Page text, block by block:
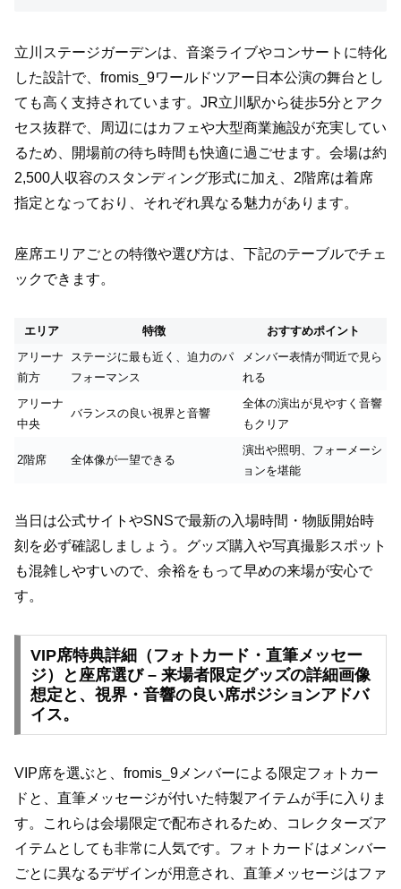
立川ステージガーデンは、音楽ライブやコンサートに特化
した設計で、fromis_9ワールドツアー日本公演の舞台とし
ても高く支持されています。JR立川駅から徒歩5分とアク
セス抜群で、周辺にはカフェや大型商業施設が充実してい
るため、開場前の待ち時間も快適に過ごせます。会場は約
2,500人収容のスタンディング形式に加え、2階席は着席
指定となっており、それぞれ異なる魅力があります。
座席エリアごとの特徴や選び方は、下記のテーブルでチェ
ックできます。
エリア 特徴
おすすめポイント
アリーナ
前方
ステージに最も近く、迫力のパ
フォーマンス
メンバー表情が間近で見ら
れる
アリーナ
中央
バランスの良い視界と音響
全体の演出が見やすく音響
もクリア
2階席 全体像が一望できる
演出や照明、フォーメーシ
ョンを堪能
当日は公式サイトやSNSで最新の入場時間・物販開始時
刻を必ず確認しましょう。グッズ購入や写真撮影スポット
も混雑しやすいので、余裕をもって早めの来場が安心で
す。
VIP席特典詳細（フォトカード・直筆メッセー
ジ）と座席選び – 来場者限定グッズの詳細画像
想定と、視界・音響の良い席ポジションアドバ
イス。
VIP席を選ぶと、fromis_9メンバーによる限定フォトカー
ドと、直筆メッセージが付いた特製アイテムが手に入りま
す。これらは会場限定で配布されるため、コレクターズア
イテムとしても非常に人気です。フォトカードはメンバー
ごとに異なるデザインが用意され、直筆メッセージはファ